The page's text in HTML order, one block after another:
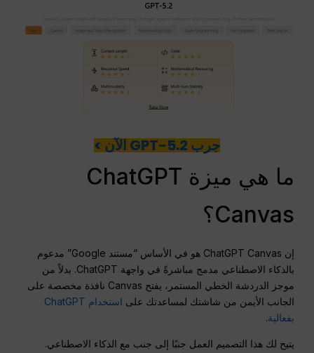
جرب GPT-5.2 الآن >
ما هي ميزة ChatGPT
Canvas؟
إن ChatGPT Canvas هو في الأساس “مستند Google” مدعوم
بالذكاء الاصطناعي مدمج مباشرةً في واجهة ChatGPT. بدلاً من
موجز الدردشة الخطي المستمر، يفتح Canvas نافذة مخصصة على
الجانب الأيمن من شاشتك لمساعدتك على
استخدام ChatGPT
بفعالية.
يتيح لك هذا التصميم العمل جنبًا إلى جنب مع الذكاء الاصطناعي.